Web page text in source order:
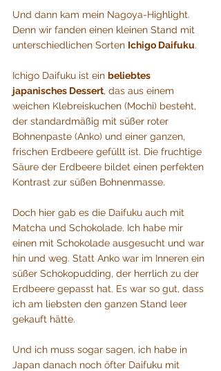
Und dann kam mein Nagoya-Highlight.
Denn wir fanden einen kleinen Stand mit
unterschiedlichen Sorten Ichigo Daifuku.
Ichigo Daifuku ist ein beliebtes
japanisches Dessert, das aus einem
weichen Klebreiskuchen (Mochi) besteht,
der standardmäßig mit süßer roter
Bohnenpaste (Anko) und einer ganzen,
frischen Erdbeere gefüllt ist. Die fruchtige
Säure der Erdbeere bildet einen perfekten
Kontrast zur süßen Bohnenmasse.
Doch hier gab es die Daifuku auch mit
Matcha und Schokolade. Ich habe mir
einen mit Schokolade ausgesucht und war
hin und weg. Statt Anko war im Inneren ein
süßer Schokopudding, der herrlich zu der
Erdbeere gepasst hat. Es war so gut, dass
ich am liebsten den ganzen Stand leer
gekauft hätte.
Und ich muss sogar sagen, ich habe in
Japan danach noch öfter Daifuku mit